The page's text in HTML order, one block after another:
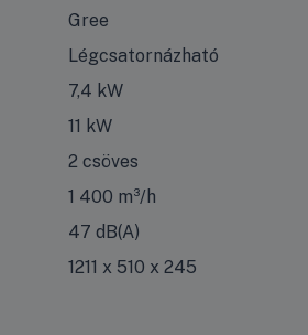
Gree
Légcsatornázható
7,4 kW
11 kW
2 csöves
1 400 m³/h
47 dB(A)
1211 x 510 x 245